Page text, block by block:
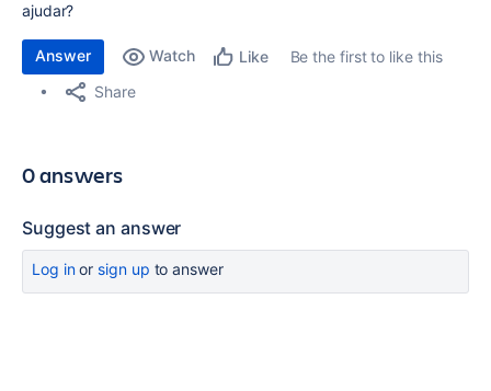
ajudar?
Answer Watch Like
Be the first to like this
Share
0 answers
Suggest an answer
Log inor sign up to answer